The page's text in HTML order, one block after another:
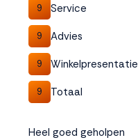
9 Service
9 Advies
9 Winkelpresentatie
9 Totaal
Heel goed geholpen